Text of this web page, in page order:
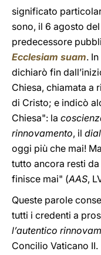
significato
sono, il 6 agosto
predecessore
Ecclesiam suam.
dichiarò fin
Chiesa, chiamata a
di Cristo; e indicò
Chiesa": la
rinnovamento, il
oggi più che mai!
tutto ancora resti
finisce mai" (AAS,
Queste parole
tutti i credenti a
l’autentico
Concilio Vaticano II.